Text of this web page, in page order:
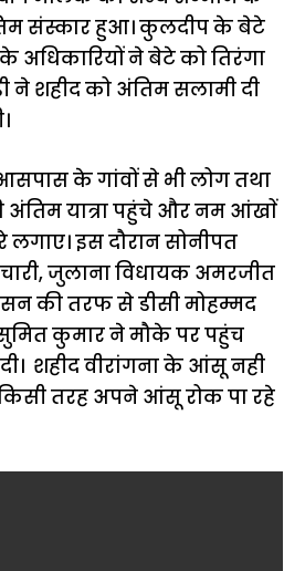
संस्कार हुआ। कुलदीप के बेटे
अधिकारियों ने बेटे को तिरंगा
ने शहीद को अंतिम सलामी दी
के गांवों से भी लोग तथा
अंतिम यात्रा पहुंचे और नम आंखाें
इस दौरान सोनीपत
जुलाना विधायक अमरजीत
की तरफ से डीसी मोहम्मद
कुमार ने मौके पर पहुंच
दी। शहीद वीरांगना के आंसू नही
किसी तरह अपने आंसू रोक पा रहे